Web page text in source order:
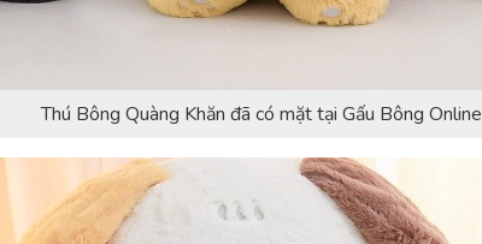
Thú Bông Quàng Khăn đã có mặt tại Gấu Bông Online